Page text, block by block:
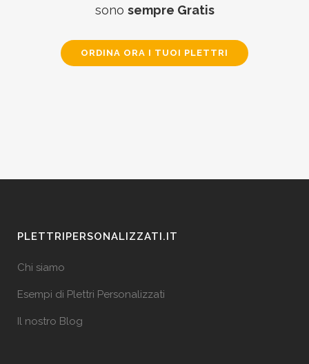
sono sempre Gratis
ORDINA ORA I TUOI PLETTRI
PLETTRIPERSONALIZZATI.IT
Chi siamo
Esempi di Plettri Personalizzati
Il nostro Blog